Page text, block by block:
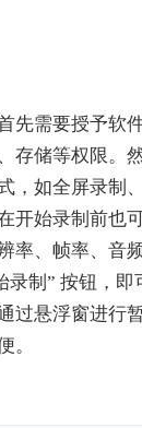
先需要授予软
存储等权限。
，如全屏录制
开始录制前也
率、帧率、音
录制” 按钮，即
过悬浮窗进行
。